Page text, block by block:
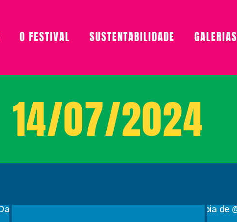
O FESTIVAL SUSTENTABILIDADE GALERIAS
14/07/2024